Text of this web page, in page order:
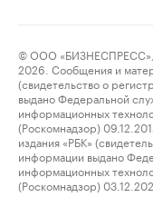
© ООО
2026. Сообщения и
(свидетельство о
выдано Федеральной
информационных
(Роскомнадзор)
издания «РБК»
информации выдано
информационных
(Роскомнадзор)